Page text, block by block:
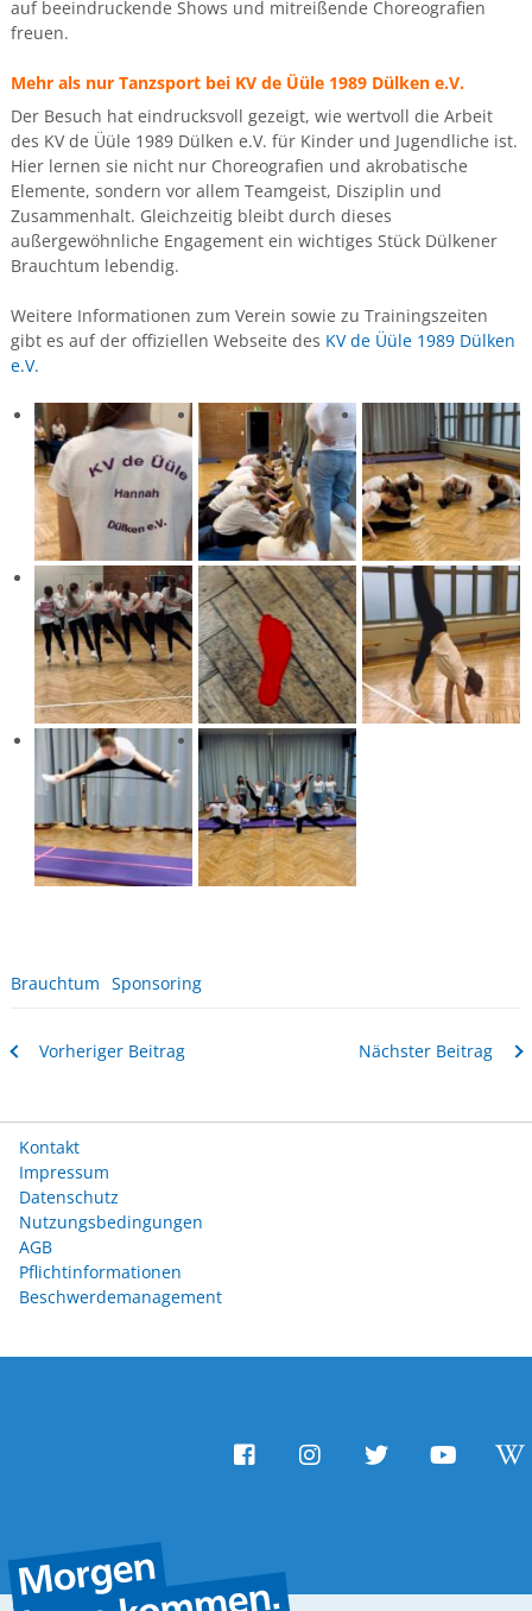
auf beeindruckende Shows und mitreißende Choreografien
freuen.
Mehr als nur Tanzsport bei KV de Üüle 1989 Dülken e.V.
Der Besuch hat eindrucksvoll gezeigt, wie wertvoll die Arbeit
des KV de Üüle 1989 Dülken e.V. für Kinder und Jugendliche ist.
Hier lernen sie nicht nur Choreografien und akrobatische
Elemente, sondern vor allem Teamgeist, Disziplin und
Zusammenhalt. Gleichzeitig bleibt durch dieses
außergewöhnliche Engagement ein wichtiges Stück Dülkener
Brauchtum lebendig.
Weitere Informationen zum Verein sowie zu Trainingszeiten
gibt es auf der offiziellen Webseite des KV de Üüle 1989 Dülken
e.V.
Brauchtum Sponsoring
Vorheriger Beitrag Nächster Beitrag
Kontakt
Impressum
Datenschutz
Nutzungsbedingungen
AGB
Pflichtinformationen
Beschwerdemanagement